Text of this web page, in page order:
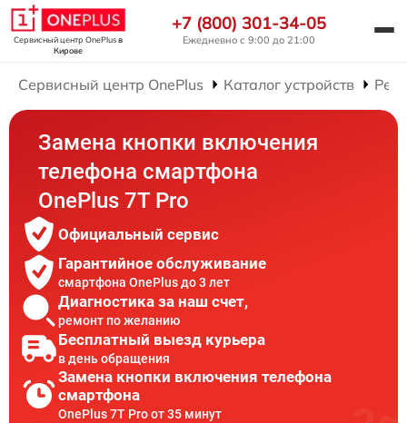
Сервисный центр OnePlusв
Кирове
+7 (800) 301-34-05
Ежедневно с 9:00 до 21:00
Сервисный центр OnePlus Каталог устройств
Замена кнопки включения
телефона смартфона
OnePlus 7T Pro
Официальный сервис
Гарантийное обслуживание
смартфона OnePlus до 3 лет
Диагностика за наш счет,
ремонт по желанию
Бесплатный выезд курьера
в день обращения
Замена кнопки включения телефона
смартфона
OnePlus 7T Pro от 35 минут